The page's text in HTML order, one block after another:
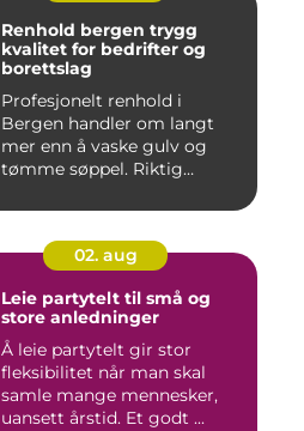
Renhold bergen trygg
kvalitet for bedrifter og
borettslag
Profesjonelt renhold i
Bergen handler om langt
mer enn å vaske gulv og
tømme søppel. Riktig
02. aug
Leie partytelt til små og
store anledninger
Å leie partytelt gir stor
fleksibilitet når man skal
samle mange mennesker,
uansett årstid. Et godt ...